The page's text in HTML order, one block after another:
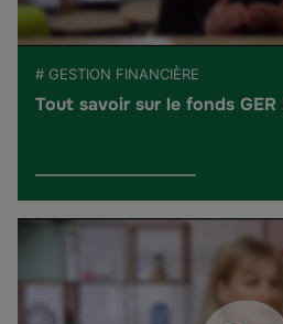
# GESTION FINANCIÈRE
Tout savoir sur le fonds